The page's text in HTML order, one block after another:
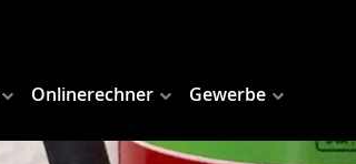
Onlinerechner Gewerbe